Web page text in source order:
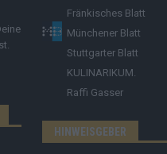
Fränkisches Blatt
Münchener Blatt
Stuttgarter Blatt
KULINARIKUM.
Raffi Gasser
HINWEISGEBER